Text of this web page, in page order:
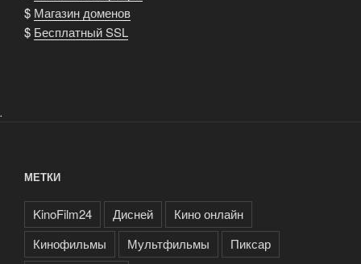
$ Магазин доменов
$ Бесплатный SSL
.
МЕТКИ
KinoFilm24 Дисней
Кино онлайн
Кинофильмы
Мультфильмы
Пиксар